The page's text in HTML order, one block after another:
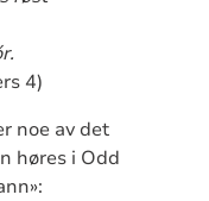
4)
noe av det
høres i Odd